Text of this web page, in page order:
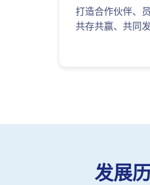
打造合作伙伴、
共存共赢、共同
发展